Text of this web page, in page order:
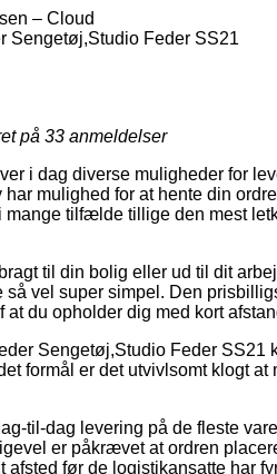
– Cloud
Sengetøj,Studio Feder SS21
på 33 anmeldelser
i dag diverse muligheder for
mulighed for at hente din
mange tilfælde tillige den mest
til din bolig eller ud til dit
vel super simpel. Den
at du opholder dig med kort
Sengetøj,Studio Feder
formål er det utvivlsomt klogt
til-dag levering på de fleste
er påkrævet at ordren
afsted før de logistikansatte har